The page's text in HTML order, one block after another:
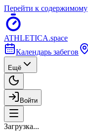
Перейти к содержимому
ATHLETICA.space
Календарь забегов
Ещё
Войти
Загрузка...